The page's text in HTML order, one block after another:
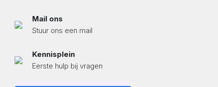
Mail ons
Stuur ons een mail
Kennisplein
Eerste hulp bij vragen